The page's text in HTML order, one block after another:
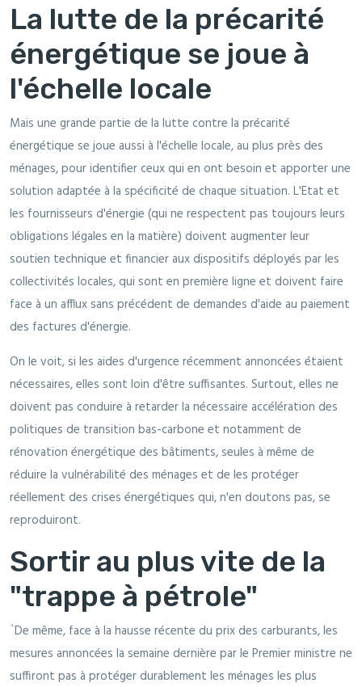
La lutte de la précarité
énergétique se joue à
l'échelle locale
Mais une grande partie de la lutte contre la précarité
énergétique se joue aussi à l'échelle locale, au plus près des
ménages, pour identifier ceux qui en ont besoin et apporter une
solution adaptée à la spécificité de chaque situation. L'Etat et
les fournisseurs d'énergie (qui ne respectent pas toujours leurs
obligations légales en la matière) doivent augmenter leur
soutien technique et financier aux dispositifs déployés par les
collectivités locales, qui sont en première ligne et doivent faire
face à un afflux sans précédent de demandes d'aide au paiement
des factures d'énergie.
On le voit, si les aides d'urgence récemment annoncées étaient
nécessaires, elles sont loin d'être suffisantes. Surtout, elles ne
doivent pas conduire à retarder la nécessaire accélération des
politiques de transition bas-carbone et notamment de
rénovation énergétique des bâtiments, seules à même de
réduire la vulnérabilité des ménages et de les protéger
réellement des crises énergétiques qui, n'en doutons pas, se
reproduiront.
Sortir au plus vite de la
"trappe à pétrole"
`De même, face à la hausse récente du prix des carburants, les
mesures annoncées la semaine dernière par le Premier ministre ne
suffiront pas à protéger durablement les ménages les plus